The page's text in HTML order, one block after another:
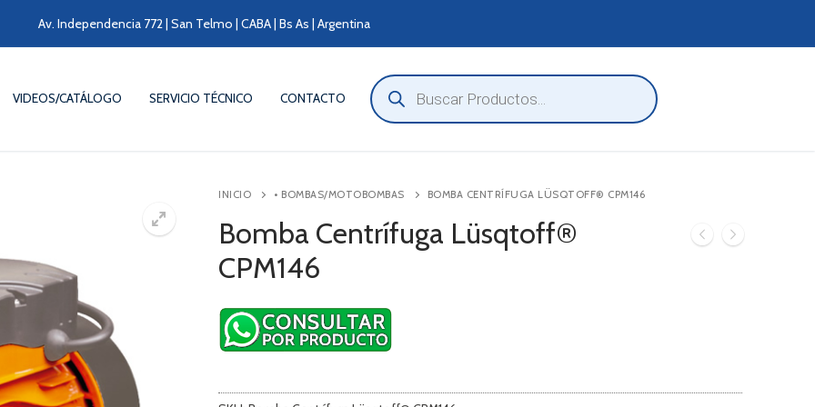
Av. Independencia 772 | San Telmo | CABA | Bs As | Argentina
VIDEOS/CATÁLOGO SERVICIO TÉCNICO CONTACTO
Búsqueda
de
productos
INICIO • BOMBAS/MOTOBOMBAS BOMBA CENTRÍFUGA LÜSQTOFF® CPM146
Bomba Centrífuga Lüsqtoff®
CPM146